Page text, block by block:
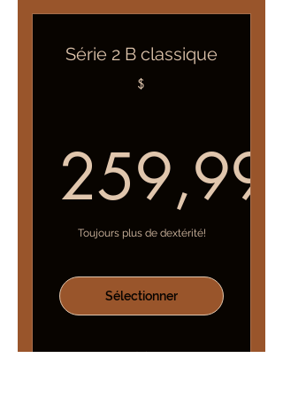
Série 2 B classique
$
259,99
Toujours plus de dextérité!
Sélectionner